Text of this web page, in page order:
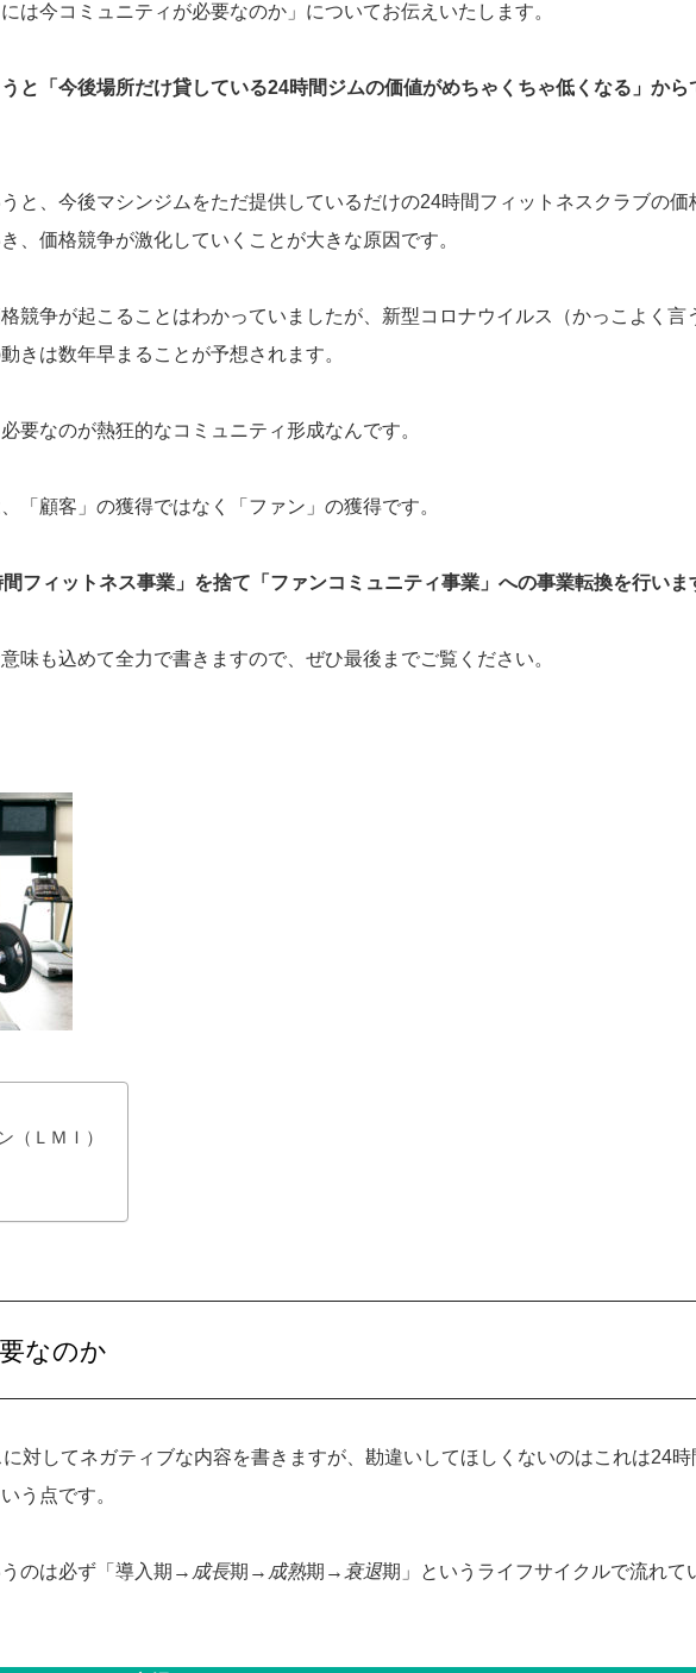
は今コミュニティが必要なのか」についてお伝えいたします。
と「今後場所だけ貸している24時間ジムの価値がめちゃくちゃ低くなる」から
と、今後マシンジムをただ提供しているだけの24時間フィットネスクラブの価
、価格競争が激化していくことが大きな原因です。
競争が起こることはわかっていましたが、新型コロナウイルス（かっこよく言
きは数年早まることが予想されます。
要なのが熱狂的なコミュニティ形成なんです。
「顧客」の獲得ではなく「ファン」の獲得です。
フィットネス事業」を捨て「ファンコミュニティ事業」への事業転換を行いま
味も込めて全力で書きますので、ぜひ最後までご覧ください。
（ＬＭＩ）
なのか
対してネガティブな内容を書きますが、勘違いしてほしくないのはこれは24時
う点です。
のは必ず「導入期→ 成長期→ 成熟期→ 衰退期」というライフサイクルで流れて